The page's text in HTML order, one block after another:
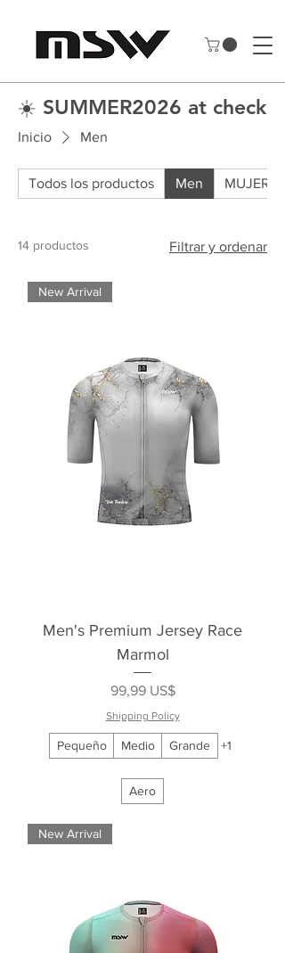
☀️ SUMMER2026 at
Inicio Men
Todos los productos Men MUJER
14 productos Filtrar y ordenar
New Arrival
Men's Premium Jersey Race
Marmol
Precio
99,99 US$
Shipping Policy
Pequeño Medio Grande +1
Aero
New Arrival